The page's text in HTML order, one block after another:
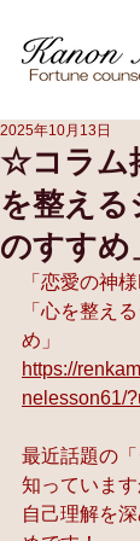
☆コラム
を整え
のすす
2025年10月13日
「恋愛の神
「心を整え
め」
https://
nelesson61/
最近話題の「
知っています
自己理解を